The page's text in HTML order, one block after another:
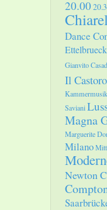
20.00
Dance
Ettelbrueck
Gianvito
Il Castoro
Saviani
Magna
Marguerite
Milano
Newton